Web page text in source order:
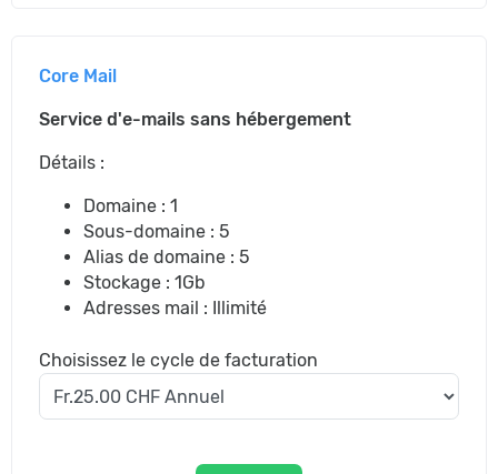
Core Mail
Service d'e-mails sans hébergement
Détails :
Domaine : 1
Sous-domaine : 5
Alias de domaine : 5
Stockage : 1Gb
Adresses mail : Illimité
Choisissez le cycle de facturation